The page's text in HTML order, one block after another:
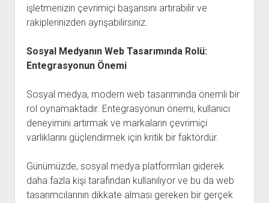
işletmenizin çevrimiçi başarısını artırabilir ve
rakiplerinizden ayrışabilirsiniz.
Sosyal Medyanın Web Tasarımında Rolü:
Entegrasyonun Önemi
Sosyal medya, modern web tasarımında önemli bir
rol oynamaktadır. Entegrasyonun önemi, kullanıcı
deneyimini artırmak ve markaların çevrimiçi
varlıklarını güçlendirmek için kritik bir faktördür.
Günümüzde, sosyal medya platformları giderek
daha fazla kişi tarafından kullanılıyor ve bu da web
tasarımcılarının dikkate alması gereken bir gerçek